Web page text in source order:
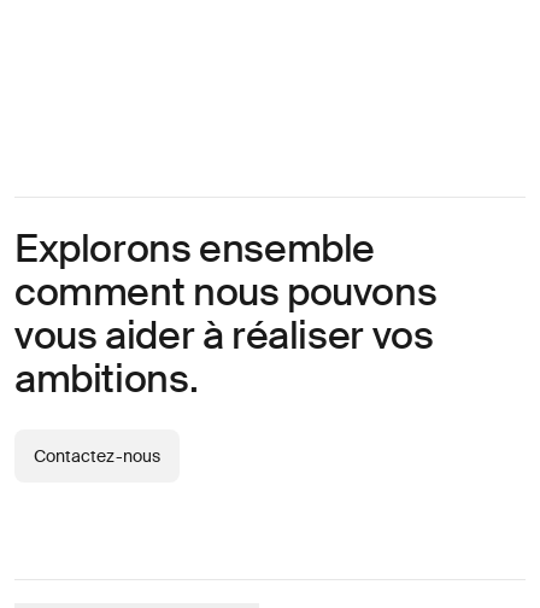
Explorons ensemble
comment nous pouvons
vous aider à réaliser vos
ambitions.
Contactez-nous